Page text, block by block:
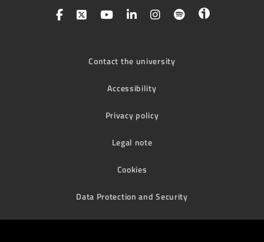
Contact the university
Accessibility
Privacy policy
Legal note
Cookies
Data Protection and Security